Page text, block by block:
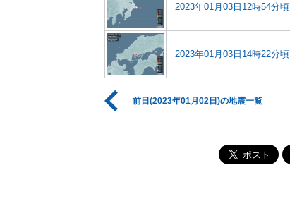
2023年01月03日12時54分頃
2023年01月03日14時22分頃
前日(2023年01月02日)の地震一覧